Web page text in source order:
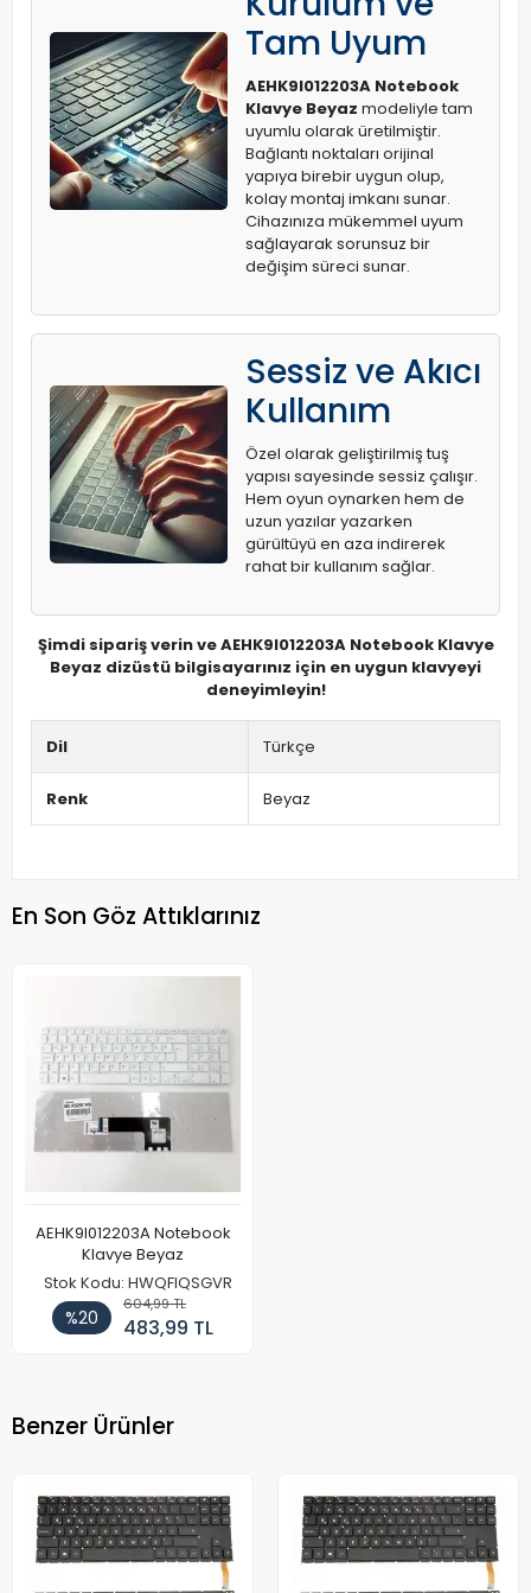
Tam Uyum
AEHK9I012203A Notebook
Klavye Beyaz modeliyle tam
uyumlu olarak üretilmiştir.
Bağlantı noktaları orijinal
yapıya birebir uygun olup,
kolay montaj imkanı sunar.
Cihazınıza mükemmel uyum
sağlayarak sorunsuz bir
değişim süreci sunar.
Sessiz ve Akıcı
Kullanım
Özel olarak geliştirilmiş tuş
yapısı sayesinde sessiz çalışır.
Hem oyun oynarken hem de
uzun yazılar yazarken
gürültüyü en aza indirerek
rahat bir kullanım sağlar.
Şimdi sipariş verin ve AEHK9I012203A Notebook Klavye
Beyaz dizüstü bilgisayarınız için en uygun klavyeyi
deneyimleyin!
Dil Türkçe
Renk Beyaz
En Son Göz Attıklarınız
AEHK9I012203A Notebook
Klavye Beyaz
Stok Kodu: HWQFIQSGVR
%20
604,99 TL
483,99 TL
Benzer Ürünler